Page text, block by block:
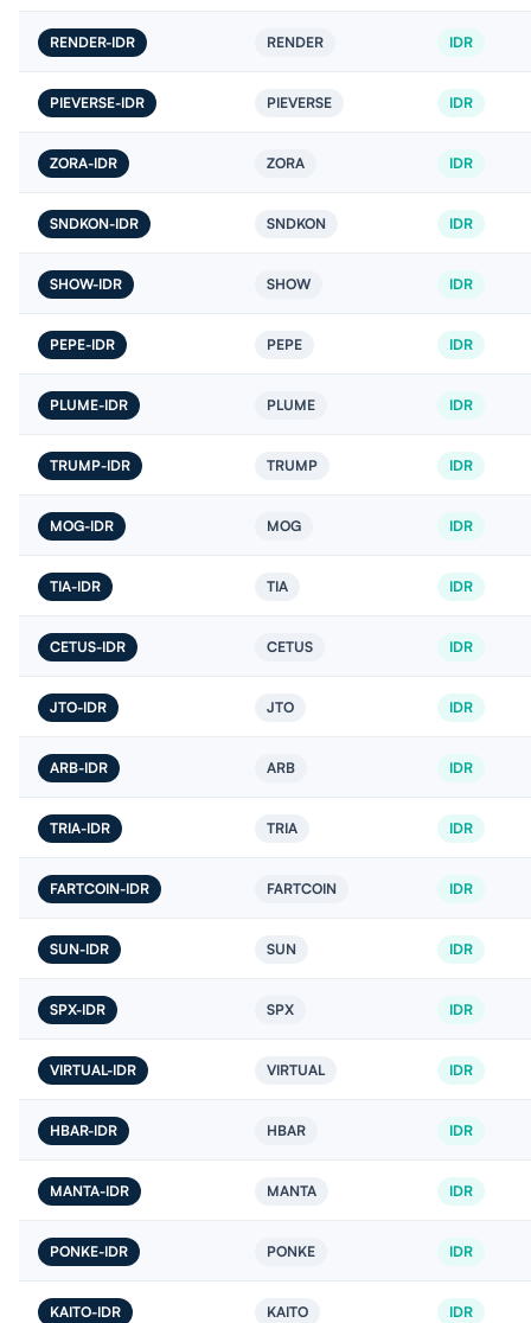
RENDER-IDR RENDER IDR
PIEVERSE-IDR PIEVERSE IDR
ZORA-IDR ZORA IDR
SNDKON-IDR SNDKON IDR
SHOW-IDR SHOW IDR
PEPE-IDR PEPE IDR
PLUME-IDR PLUME IDR
TRUMP-IDR TRUMP IDR
MOG-IDR MOG IDR
TIA-IDR TIA IDR
CETUS-IDR CETUS IDR
JTO-IDR JTO IDR
ARB-IDR ARB IDR
TRIA-IDR TRIA IDR
FARTCOIN-IDR FARTCOIN IDR
SUN-IDR SUN IDR
SPX-IDR SPX IDR
VIRTUAL-IDR VIRTUAL IDR
HBAR-IDR HBAR IDR
MANTA-IDR MANTA IDR
PONKE-IDR PONKE IDR
KAITO-IDR KAITO IDR